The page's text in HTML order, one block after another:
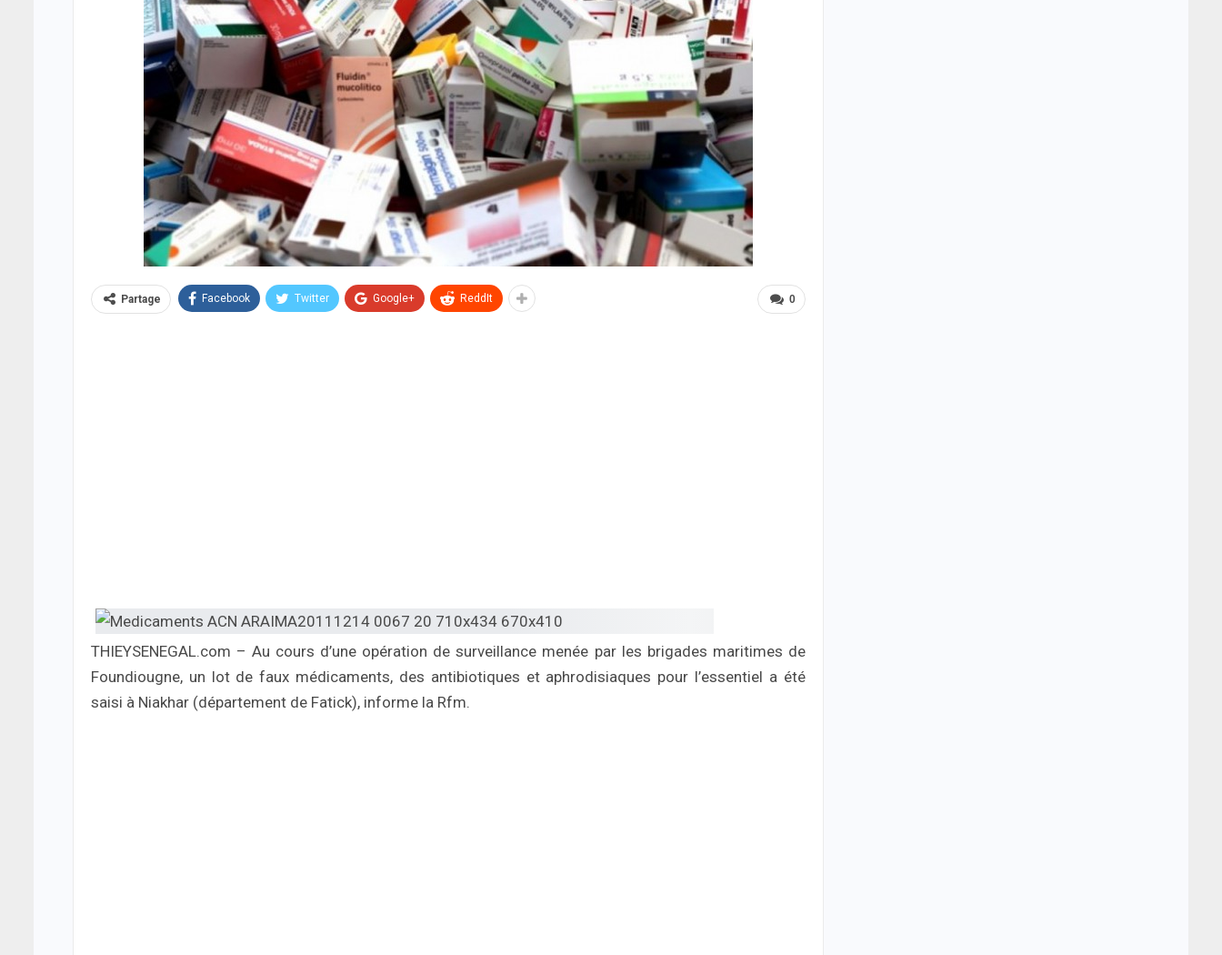
0
Partage Facebook Twitter Google+ ReddIt
THIEYSENEGAL.com – Au cours d’une opération de surveillance menée par les brigades maritimes de
Foundiougne, un lot de faux médicaments, des antibiotiques et aphrodisiaques pour l’essentiel a été
saisi à Niakhar (département de Fatick), informe la Rfm.